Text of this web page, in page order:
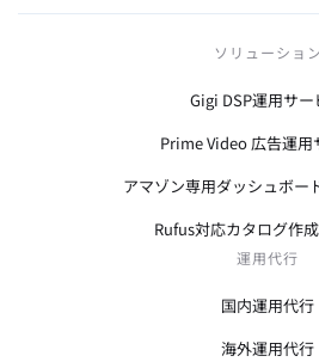
ソリューション
Gigi DSP運用サー
Prime Video 広告運用
アマゾン専用ダッシュボー
Rufus対応カタログ作
運用代行
国内運用代行
海外運用代行